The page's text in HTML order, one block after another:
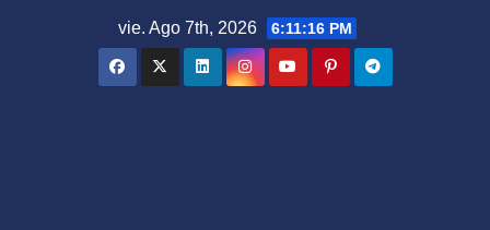
vie. Ago 7th, 2026 6:11:17 PM